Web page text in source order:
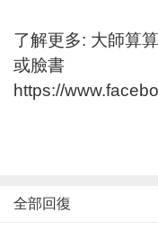
了解更多: 大師算
或臉書
https://
全部回復